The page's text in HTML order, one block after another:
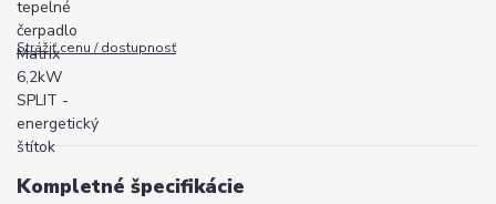
Strážiť cenu / dostupnosť
Kompletné špecifikácie